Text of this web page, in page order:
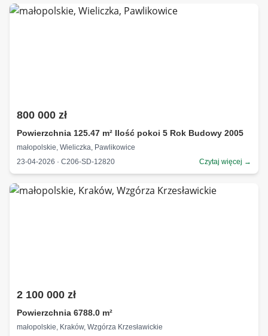
800 000 zł
Powierzchnia 125.47 m² Ilość pokoi 5 Rok Budowy 2005
małopolskie, Wieliczka, Pawlikowice
23-04-2026 · C206-SD-12820
Czytaj więcej →
2 100 000 zł
Powierzchnia 6788.0 m²
małopolskie, Kraków, Wzgórza Krzesławickie